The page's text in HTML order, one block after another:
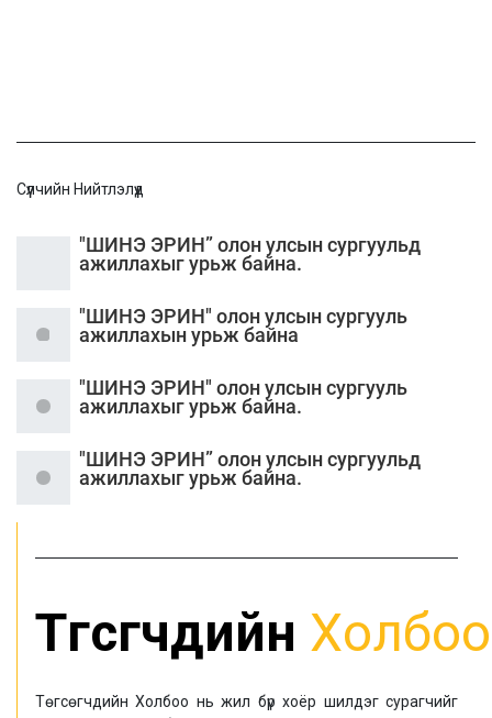
Сүүлчийн Нийтлэлүүд
"ШИНЭ ЭРИН” олон улсын сургуульд
ажиллахыг урьж байна.
"ШИНЭ ЭРИН" олон улсын сургууль
ажиллахын урьж байна
"ШИНЭ ЭРИН" олон улсын сургууль
ажиллахыг урьж байна.
"ШИНЭ ЭРИН” олон улсын сургуульд
ажиллахыг урьж байна.
Төгсөгчдийн Холбоо
Төгсөгчдийн Холбоо нь жил бүр хоёр шилдэг сурагчийг